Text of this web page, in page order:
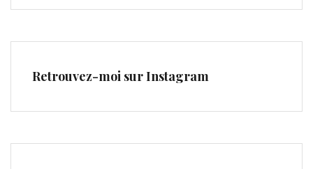
Retrouvez-moi sur Instagram